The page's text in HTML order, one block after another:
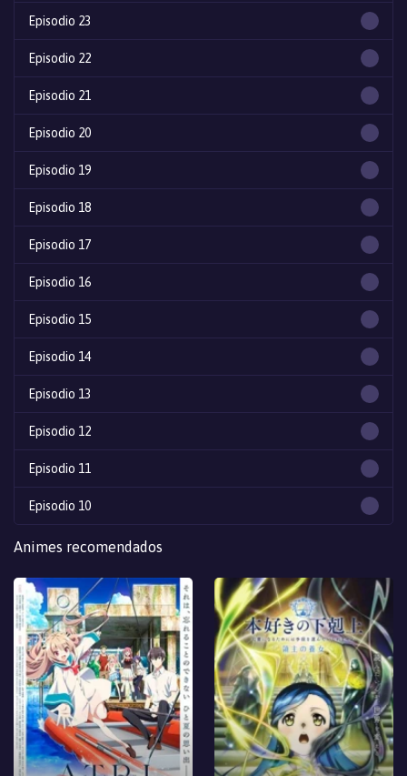
Episodio 23
Episodio 22
Episodio 21
Episodio 20
Episodio 19
Episodio 18
Episodio 17
Episodio 16
Episodio 15
Episodio 14
Episodio 13
Episodio 12
Episodio 11
Episodio 10
Episodio 9
Episodio 8
Episodio 7
Episodio 6
Episodio 5
Episodio 4
Episodio 3
Animes recomendados